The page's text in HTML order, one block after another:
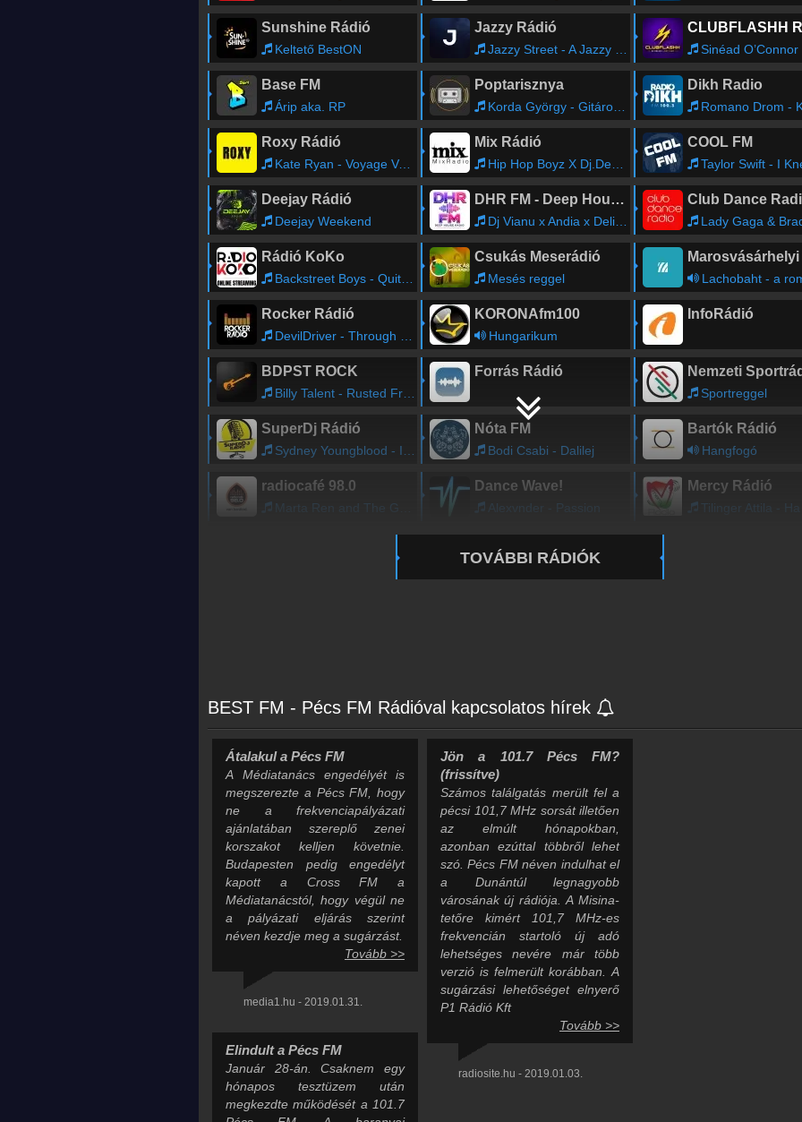
Sunshine Rádió
Keltető BestON
Jazzy Rádió
Jazzy Street - A Jazzy autós magazinja Sinéad O’Connor - Troy (The Phoenix
Base FM
Árip aka. RP
Poptarisznya
Korda György - Gitárom, beszélj most halkan
Dikh Radio
Romano Drom - Kon ka
Roxy Rádió
Kate Ryan - Voyage Voyage
Mix Rádió
Hip Hop Boyz X Dj.Dezi - Megbántottak (2023 Remix)
COOL FM
Taylor Swift - I Knew It, I
Deejay Rádió
Deejay Weekend
DHR FM - Deep House Radio
Dj Vianu x Andia x Deliric - Pentru Ca (Remix)
Club Dance
Lady Gaga & Bradley Cooper - Shallow (Dj Dark & MDDJ
Rádió KoKo
Backstreet Boys - Quit Playing Games
Csukás Meserádió
Mesés reggel Lachobaht - a roma
Rocker Rádió
DevilDriver - Through the Depths
KORONAfm100
Hungarikum
InfoRádió
BDPST ROCK
Billy Talent - Rusted From the Rain
Forrás Rádió Nemzeti
Sportreggel
SuperDj Rádió
Sydney Youngblood - If Only I Could
Nóta FM
Bodi Csabi - Dalilej
Bartók Rádió
Hangfogó
radiocafé 98.0
Marta Ren and The Groovelvets
Dance Wave!
Alexvnder - Passion
Mercy Rádió
Tilinger Attila - Ha
TOVÁBBI RÁDIÓK
BEST FM - Pécs FM Rádióval kapcsolatos hírek
Átalakul a Pécs FM
A Médiatanács engedélyét is
megszerezte a Pécs FM, hogy
ne a frekvenciapályázati
ajánlatában szereplő zenei
korszakot kelljen követnie.
Budapesten pedig engedélyt
kapott a Cross FM a
Médiatanácstól, hogy végül ne
a pályázati eljárás szerint
néven kezdje meg a sugárzást.
Tovább >>
media1.hu - 2019.01.31.
Elindult a Pécs FM
Január 28-án. Csaknem egy
hónapos tesztüzem után
megkezdte működését a 101.7
Jön a 101.7 Pécs FM?
(frissítve)
Számos találgatás merült fel a
pécsi 101,7 MHz sorsát illetően
az elmúlt hónapokban,
azonban ezúttal többről lehet
szó. Pécs FM néven indulhat el
a Dunántúl legnagyobb
városának új rádiója. A Misina-
tetőre kimért 101,7 MHz-es
frekvencián startoló új adó
lehetséges nevére már több
verzió is felmerült korábban. A
sugárzási lehetőséget elnyerő
P1 Rádió Kft
Tovább >>
radiosite.hu - 2019.01.03.